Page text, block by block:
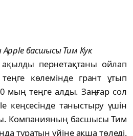
басшысы Тим Кук
пернетақтаны ойлап
көлемінде грант ұтып
мың теңге алды. Заңғар сол
кеңсесінде таныстыру үшін
Компанияның басшысы Тим
тұратын үйіне ақша төледі.